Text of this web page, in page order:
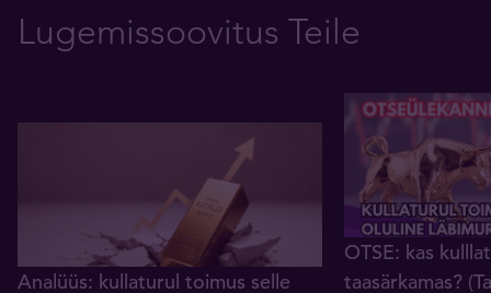
Lugemissoovitus Teile
Analüüs: kullaturul toimus selle
OTSE: kas
taasärkamas?